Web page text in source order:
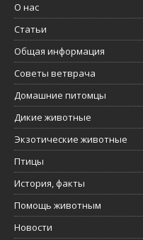
О нас
Статьи
Общая информация
Советы ветврача
Домашние питомцы
Дикие животные
Экзотические животные
Птицы
История, факты
Помощь животным
Новости